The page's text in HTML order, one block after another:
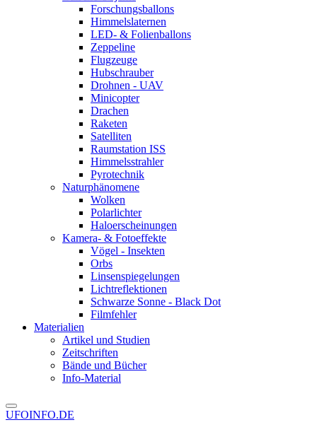
Forschungsballons
Himmelslaternen
LED- & Folienballons
Zeppeline
Flugzeuge
Hubschrauber
Drohnen - UAV
Minicopter
Drachen
Raketen
Satelliten
Raumstation ISS
Himmelsstrahler
Pyrotechnik
Naturphänomene
Wolken
Polarlichter
Haloerscheinungen
Kamera- & Fotoeffekte
Vögel - Insekten
Orbs
Linsenspiegelungen
Lichtreflektionen
Schwarze Sonne - Black Dot
Filmfehler
Materialien
Artikel und Studien
Zeitschriften
Bände und Bücher
Info-Material
UFOINFO.DE